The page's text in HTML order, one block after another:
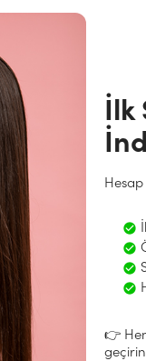
Aynı zamanda,
eğitimi ve çevre
getirmek
tüm tabuları
gururla
ürünler!
İlk
👉